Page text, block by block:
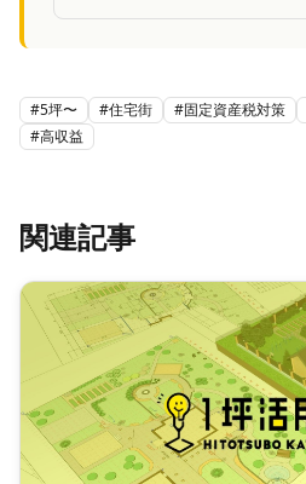
#5坪〜 #住宅街 #固定資産税対策
#高収益
関連記事